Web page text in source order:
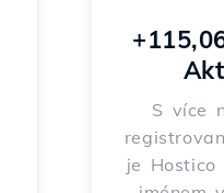
S více
je Hostico